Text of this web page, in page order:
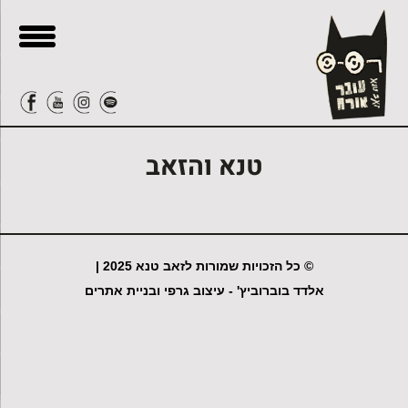
עבור
לתוכן
צור-קשר
טנא והזאב
© כל הזכויות שמורות לזאב טנא 2025 |
אלדד בוברוביץ' - עיצוב גרפי ובניית אתרים